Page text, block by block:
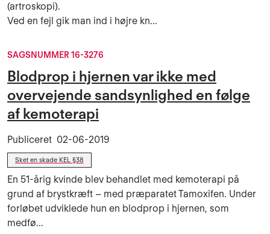
(artroskopi).
Ved en fejl gik man ind i højre kn...
SAGSNUMMER 16-3276
Blodprop i hjernen var ikke med
overvejende sandsynlighed en følge
af kemoterapi
Publiceret 02-06-2019
Sket en skade KEL §38
En 51-årig kvinde blev behandlet med kemoterapi på
grund af brystkræft – med præparatet Tamoxifen. Under
forløbet udviklede hun en blodprop i hjernen, som
medfø...